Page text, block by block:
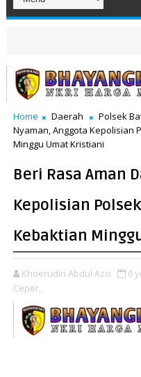
Home Daerah Polsek
Nyaman, Anggota Kepolisian
Minggu Umat Kristiani
Beri Rasa Aman
Kepolisian
Kebaktian
Khoerudin Abdul Azis 6
Ceper,